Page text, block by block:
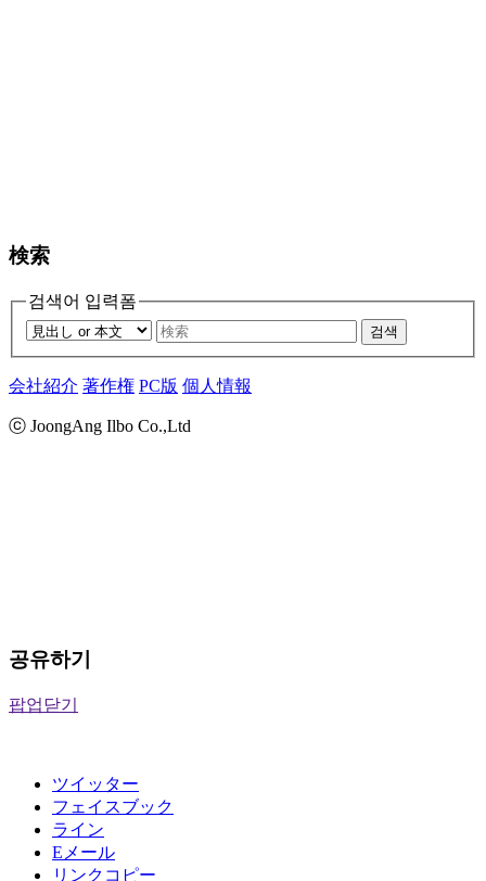
検索
검색어 입력폼
검색
会社紹介 著作権 PC版 個人情報
ⓒ JoongAng Ilbo Co.,Ltd
공유하기
팝업닫기
ツイッター
フェイスブック
ライン
Eメール
リンクコピー